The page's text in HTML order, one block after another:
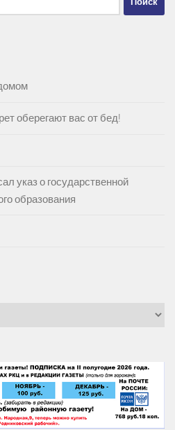
оберегают вас от бед!
указ о государственной
образования